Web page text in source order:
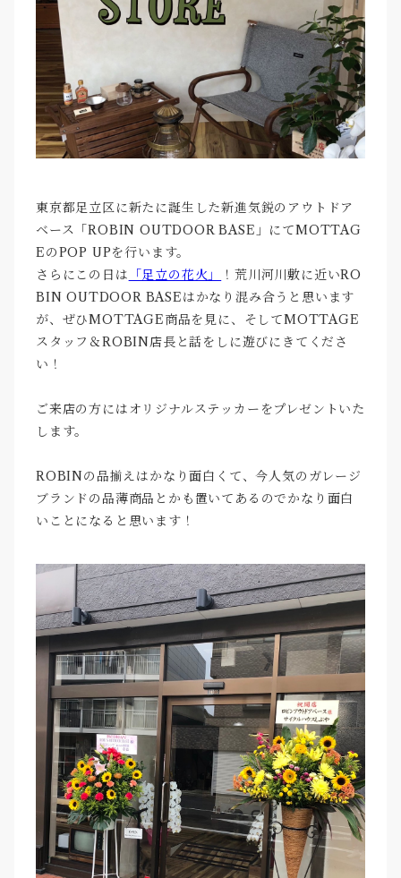
東京都足立区に新たに誕生した新進気鋭のアウトドア
ベース「ROBIN OUTDOOR BASE」にてMOTTAG
EのPOP UPを行います。
さらにこの日は 「足立の花火」
！荒川河川敷に近いRO
BIN OUTDOOR BASEはかなり混み合うと思います
が、ぜひMOTTAGE商品を見に、そしてMOTTAGE
スタッフ＆ROBIN店長と話をしに遊びにきてくださ
い！
ご来店の方にはオリジナルステッカーをプレゼントいた
します。
ROBINの品揃えはかなり面白くて、今人気のガレージ
ブランドの品薄商品とかも置いてあるのでかなり面白
いことになると思います！